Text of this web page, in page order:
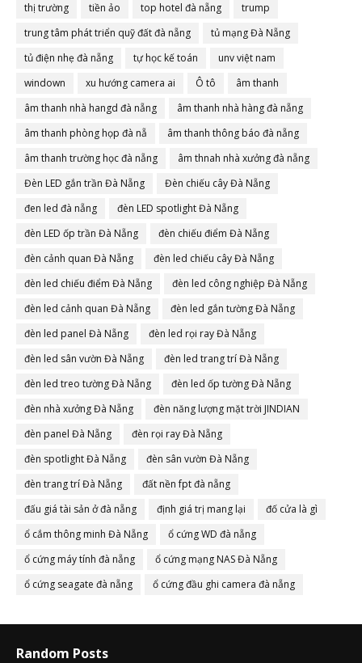
thị trường
tiền ảo top hotel đà nẵng
trump
trung tâm phát triển quỹ đất đà nẵng
tủ mạng Đà Nẵng
tủ điện nhẹ đà nẵng
tự học kế toán
unv việt nam
windown
xu hướng camera ai Ô tô
âm thanh
âm thanh nhà hangd đà nẵng
âm thanh nhà hàng đà nẵng
âm thanh phòng họp đà nẵ
âm thanh thông báo đà nẵng
âm thanh trường học đà nẵng
âm thnah nhà xưởng đà nẵng
Đèn LED gắn trần Đà Nẵng
Đèn chiếu cây Đà Nẵng
đen led đà nẵng
đèn LED spotlight Đà Nẵng
đèn LED ốp trần Đà Nẵng
đèn chiếu điểm Đà Nẵng
đèn cảnh quan Đà Nẵng
đèn led chiếu cây Đà Nẵng
đèn led chiếu điểm Đà Nẵng
đèn led công nghiệp Đà Nẵng
đèn led cảnh quan Đà Nẵng
đèn led gắn tường Đà Nẵng
đèn led panel Đà Nẵng
đèn led rọi ray Đà Nẵng
đèn led sân vườn Đà Nẵng
đèn led trang trí Đà Nẵng
đèn led treo tường Đà Nẵng
đèn led ốp tường Đà Nẵng
đèn nhà xưởng Đà Nẵng
đèn năng lượng mặt trời JINDIAN
đèn panel Đà Nẵng
đèn rọi ray Đà Nẵng
đèn spotlight Đà Nẵng
đèn sân vườn Đà Nẵng
đèn trang trí Đà Nẵng
đất nền fpt đà nẵng
đấu giá tài sản ở đà nẵng
định giá trị mang lại
đố cửa là gì
ổ cắm thông minh Đà Nẵng
ổ cứng WD đà nẵng
ổ cứng máy tính đà nẵng
ổ cứng mạng NAS Đà Nẵng
ổ cứng seagate đà nẵng
ổ cứng đầu ghi camera đà nẵng
Random Posts